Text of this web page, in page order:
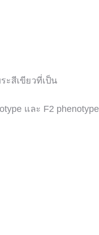
ะสีเขียวที่เป็น
และ F2 phenotype